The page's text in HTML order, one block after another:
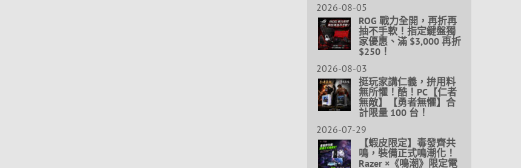
2026-08-05
ROG 戰力全開，再折再
抽不手軟！指定鍵盤獨
家優惠、滿 $3,000 再折
$250！
2026-08-03
挺玩家講仁義，拚用料
無所懼！酷！PC【仁者
無敵】【勇者無懼】合
計限量 100 台！
2026-07-29
【蝦皮限定】毒發齊共
鳴，裝備正式鳴潮化！
Razer ×《鳴潮》限定電